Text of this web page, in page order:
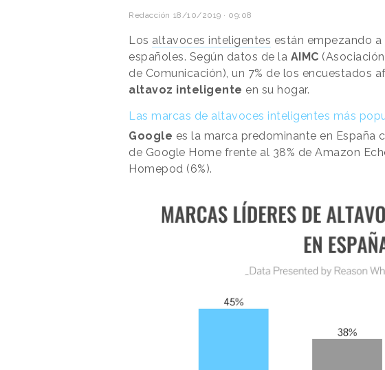
Redacción 18/10/2019 · 09:08
Los altavoces inteligentes están empezando
españoles. Según datos de la AIMC
de Comunicación), un 7% de los encuestados
altavoz inteligente en su hogar.
Las marcas de altavoces inteligentes más
Google es la marca predominante en España
de Google Home frente al 38% de Amazon
Homepod (6%).